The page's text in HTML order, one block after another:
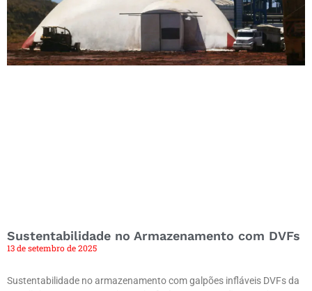
Sustentabilidade no Armazenamento com DVFs
13 de setembro de 2025
Sustentabilidade no armazenamento com galpões infláveis DVFs da